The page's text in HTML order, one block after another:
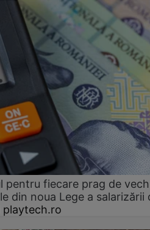
pentru fiecare prag de
din noua Lege a salarizării
playtech.ro